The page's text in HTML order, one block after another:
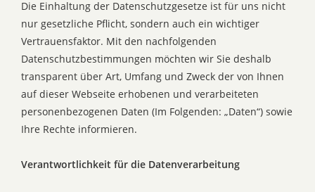
Die Einhaltung der Datenschutzgesetze ist für uns nicht
nur gesetzliche Pflicht, sondern auch ein wichtiger
Vertrauensfaktor. Mit den nachfolgenden
Datenschutzbestimmungen möchten wir Sie deshalb
transparent über Art, Umfang und Zweck der von Ihnen
auf dieser Webseite erhobenen und verarbeiteten
personenbezogenen Daten (Im Folgenden: „Daten“) sowie
Ihre Rechte informieren.
Verantwortlichkeit für die Datenverarbeitung